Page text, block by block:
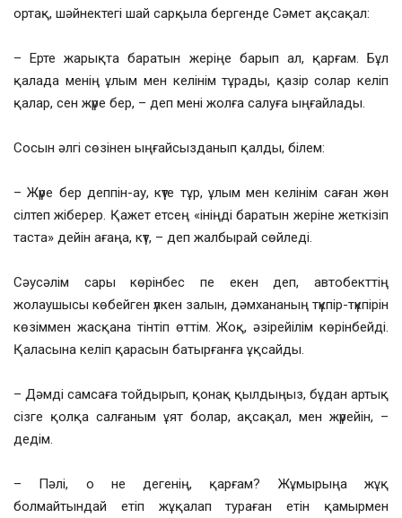
ортақ, шәйнектегі шай сарқыла бергенде Сәмет ақсақал:
– Ерте жарықта баратын жеріңе барып ал, қарғам. Бұл
қалада менің ұлым мен келінім тұрады, қазір солар келіп
қалар, сен жүре бер, – деп мені жолға салуға ыңғайлады.
Сосын әлгі сөзінен ыңғайсызданып қалды, білем:
– Жүре бер деппін-ау, күте тұр, ұлым мен келінім саған жөн
сілтеп жіберер. Қажет етсең «ініңді баратын жеріне жеткізіп
таста» дейін ағаңа, күт, – деп жалбырай сөйледі.
Сәусәлім сары көрінбес пе екен деп, автобекттің
жолаушысы көбейген үлкен залын, дәмхананың түкпір-түкпірін
көзіммен жасқана тінтіп өттім. Жоқ, әзірейілім көрінбейді.
Қаласына келіп қарасын батырғанға ұқсайды.
– Дәмді самсаға тойдырып, қонақ қылдыңыз, бұдан артық
сізге қолқа салғаным ұят болар, ақсақал, мен жүрейін, –
дедім.
– Пәлі, о не дегенің, қарғам? Жұмырыңа жұқ
болмайтындай етіп жұқалап тураған етін қамырмен